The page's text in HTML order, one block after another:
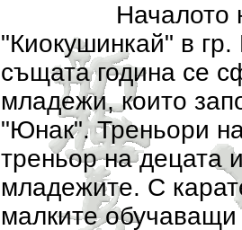
Началото на
"Киокушинкай" в
същата година се
младежи, които
"Юнак". Треньори
треньор на децата
младежите. С
малките